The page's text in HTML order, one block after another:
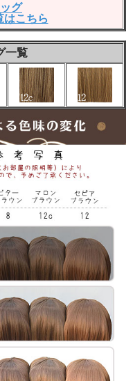
グ
はこちら
一覧